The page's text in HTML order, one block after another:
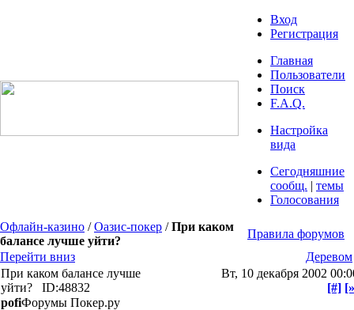
Вход
Регистрация
Главная
Пользователи
Поиск
F.A.Q.
Настройка
вида
Сегодняшние
сообщ. | темы
Голосования
Офлайн-казино /Оазис-покер /При каком
балансе лучше уйти?
Правила форумов
Перейти вниз
Деревом
При каком балансе лучше
уйти?
ID:48832
Вт, 10 декабря 2002
[#]
pofiФорумы Покер.ру